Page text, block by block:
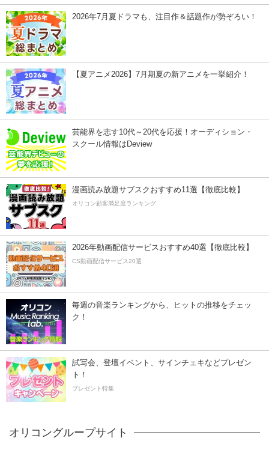
2026年7月夏ドラマも、注目作＆話題作が勢ぞろい！
【夏アニメ2026】7月期夏の新アニメを一挙紹介！
芸能界を志す10代～20代を応援！オーディション・
スクール情報はDeview
漫画読み放題サブスクおすすめ11選【徹底比較】
オリコン顧客満足度ランキング
2026年動画配信サービスおすすめ40選【徹底比較】
CS動画配信サービス20選
毎週の音楽ランキングから、ヒットの推移をチェッ
ク！
試写会、登壇イベント、サインチェキなどプレゼン
ト！
プレゼント特集
オリコングループサイト